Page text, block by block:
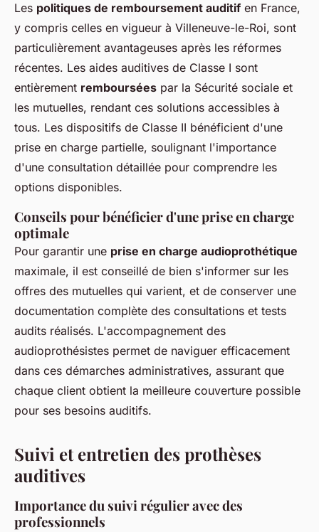
Les politiques de remboursement auditif en France,
y compris celles en vigueur à Villeneuve-le-Roi, sont
particulièrement avantageuses après les réformes
récentes. Les aides auditives de Classe I sont
entièrement remboursées par la Sécurité sociale et
les mutuelles, rendant ces solutions accessibles à
tous. Les dispositifs de Classe II bénéficient d'une
prise en charge partielle, soulignant l'importance
d'une consultation détaillée pour comprendre les
options disponibles.
Conseils pour bénéficier d'une prise en charge
optimale
Pour garantir une prise en charge audioprothétique
maximale, il est conseillé de bien s'informer sur les
offres des mutuelles qui varient, et de conserver une
documentation complète des consultations et tests
audits réalisés. L'accompagnement des
audioprothésistes permet de naviguer efficacement
dans ces démarches administratives, assurant que
chaque client obtient la meilleure couverture possible
pour ses besoins auditifs.
Suivi et entretien des prothèses
auditives
Importance du suivi régulier avec des
professionnels